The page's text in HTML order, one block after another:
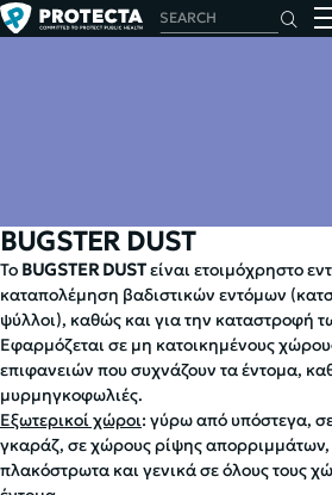
HOME INSECTS INSECTICIDES DUSTS &
BUGSTER DUST
Το BUGSTER DUSTείναι ετοιμόχρηστο
καταπολέμηση βαδιστικών εντόμων
ψύλλοι), καθώς και για την καταστροφή
Εφαρμόζεται σε μη κατοικημένους
επιφανειών που συχνάζουν τα έντομα,
μυρμηγκοφωλιές.
Εξωτερικοί χώροι: γύρω από υπόστεγα,
γκαράζ, σε χώρους ρίψης απορριμμάτων,
πλακόστρωτα και γενικά σε όλους τους